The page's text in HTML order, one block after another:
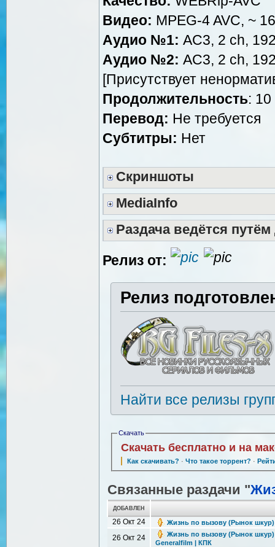
Видео: MPEG-4 AVC, ~
Аудио №1: AC3, 2 ch,
Аудио №2: AC3, 2 ch,
[Присутствует
Продолжительность:
Перевод: Не требуется
Субтитры: Нет
Скриншоты
MediaInfo
Раздача ведётся
Релиз от:
Релиз
Найти все релизы
Скачать
Скачать бесплатно и на
Как скачивать? · Что такое торрент? ·
Связанные раздачи "
ДОБАВЛЕН
26 Окт 24 Жизнь по вызову (Рынок шкур)
26 Окт 24
Жизнь по вызову (Рынок шкур)
Generalfilm | КПК